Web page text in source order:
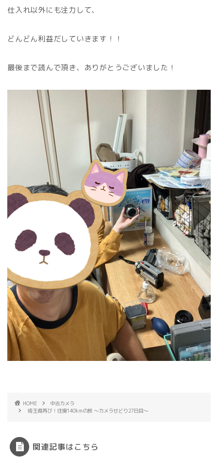
仕入れ以外にも注力して、
どんどん利益だしていきます！！
最後まで読んで頂き、ありがとうございました！
HOME
中古カメラ
埼玉県再び！往復140kmの旅 〜カメラせどり27日目〜
関連記事はこちら